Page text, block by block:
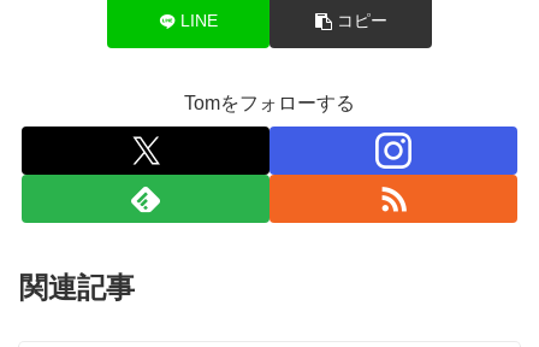
LINE コピー
Tomをフォローする
関連記事